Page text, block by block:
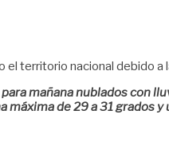
territorio nacional debido
mañana nublados con
de 29 a 31 grados y